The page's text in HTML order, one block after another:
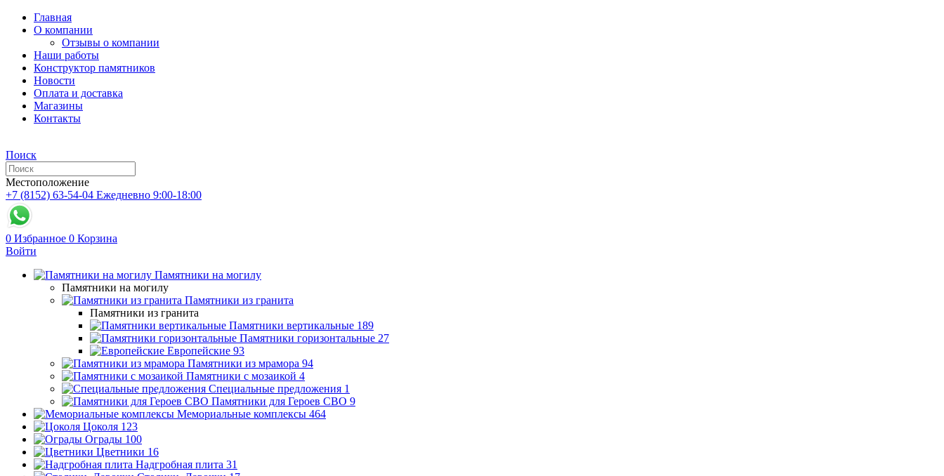
Главная
О компании
Отзывы о компании
Наши работы
Конструктор памятников
Новости
Оплата и доставка
Магазины
Контакты
Поиск
Местоположение
+7 (8152) 63-54-04 Ежедневно 9:00-18:00
0 Избранное 0 Корзина
Войти
Памятники на могилу
Памятники на могилу
Памятники из гранита
Памятники из гранита
Памятники вертикальные 189
Памятники горизонтальные 27
Европейские 93
Памятники из мрамора 94
Памятники с мозаикой 4
Специальные предложения 1
Памятники для Героев СВО 9
Мемориальные комплексы 464
Цоколя 123
Ограды 100
Цветники 16
Надгробная плита 31